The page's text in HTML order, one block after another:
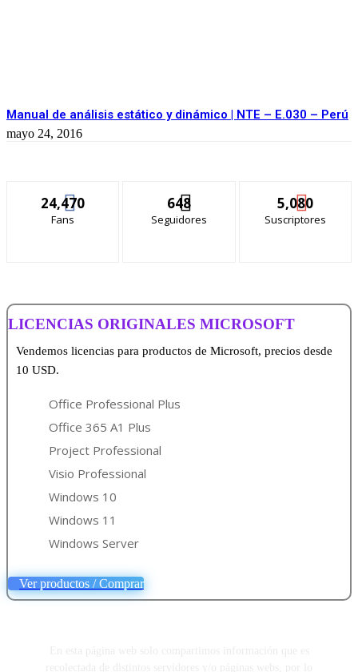
Manual de análisis estático y dinámico | NTE – E.030 – Perú
mayo 24, 2016
24,470
Fans
648
Seguidores
5,080
Suscriptores
LICENCIAS ORIGINALES MICROSOFT
Vendemos licencias para productos de Microsoft, precios desde
10 USD.
Office Professional Plus
Office 365 A1 Plus
Project Professional
Visio Professional
Windows 10
Windows 11
Windows Server
Ver productos / Comprar